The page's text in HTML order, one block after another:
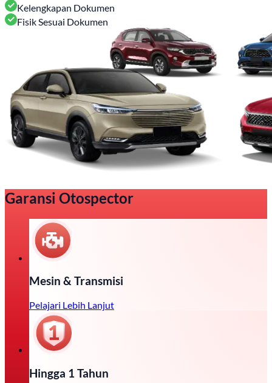
Kelengkapan Dokumen
Fisik Sesuai Dokumen
Garansi Otospector
Mesin & Transmisi
Pelajari Lebih Lanjut
Hingga 1 Tahun